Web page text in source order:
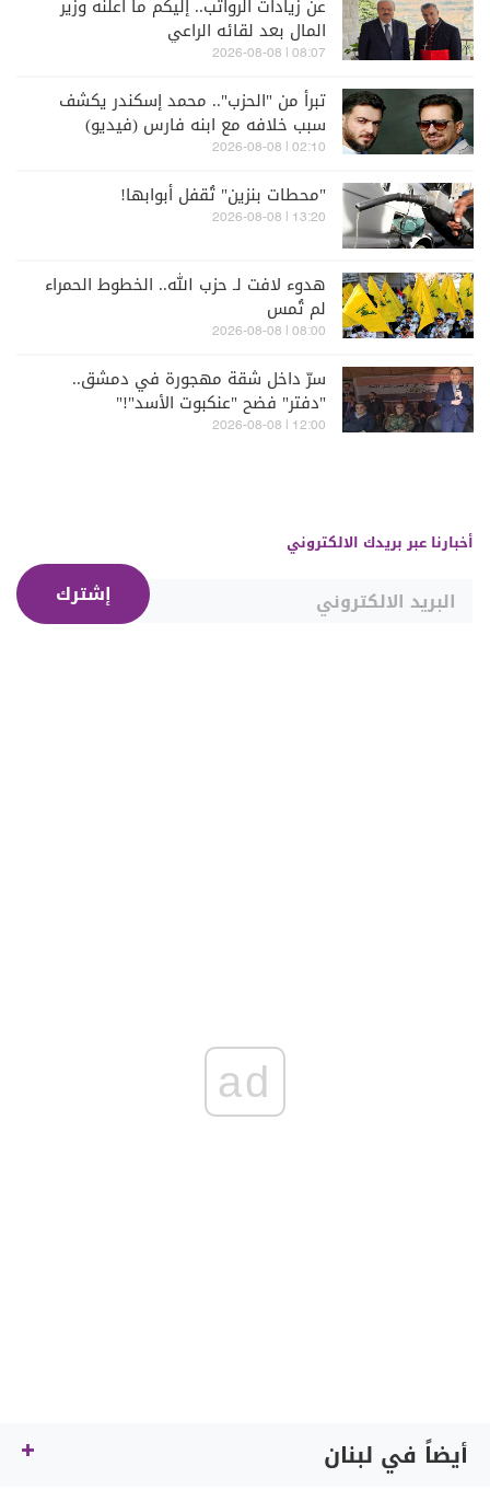
عن زيادات الرواتب.. إليكم ما أعلنه وزير
المال بعد لقائه الراعي
08:07 | 2026-08-08
تبرأ من "الحزب".. محمد إسكندر يكشف
سبب خلافه مع ابنه فارس (فيديو)
02:10 | 2026-08-08
"محطات بنزين" تُقفل أبوابها!
13:20 | 2026-08-08
هدوء لافت لـ حزب الله.. الخطوط الحمراء
لم تُمس
08:00 | 2026-08-08
سرّ داخل شقة مهجورة في دمشق..
"دفتر" فضح "عنكبوت الأسد"!"
12:00 | 2026-08-08
أخبارنا عبر بريدك الالكتروني
إشترك
ad
أيضاً في لبنان